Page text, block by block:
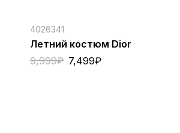
4026341
Летний костюм Dior
9,999₽ 7,499₽